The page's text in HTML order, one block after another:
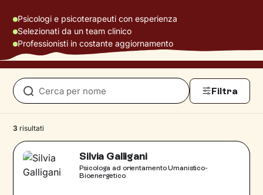
Psicologi e psicoterapeuti con esperienza
Selezionati da un team clinico
Professionisti in costante aggiornamento
Filtra
3 risultati
Silvia Galligani
Psicologa ad orientamento Umanistico-
Bioenergetico